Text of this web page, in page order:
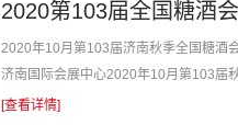
2020年10月第103届济南秋季全国糖酒
济南国际会展中心2020年10月第103届
你寻找项...
[查看详情]